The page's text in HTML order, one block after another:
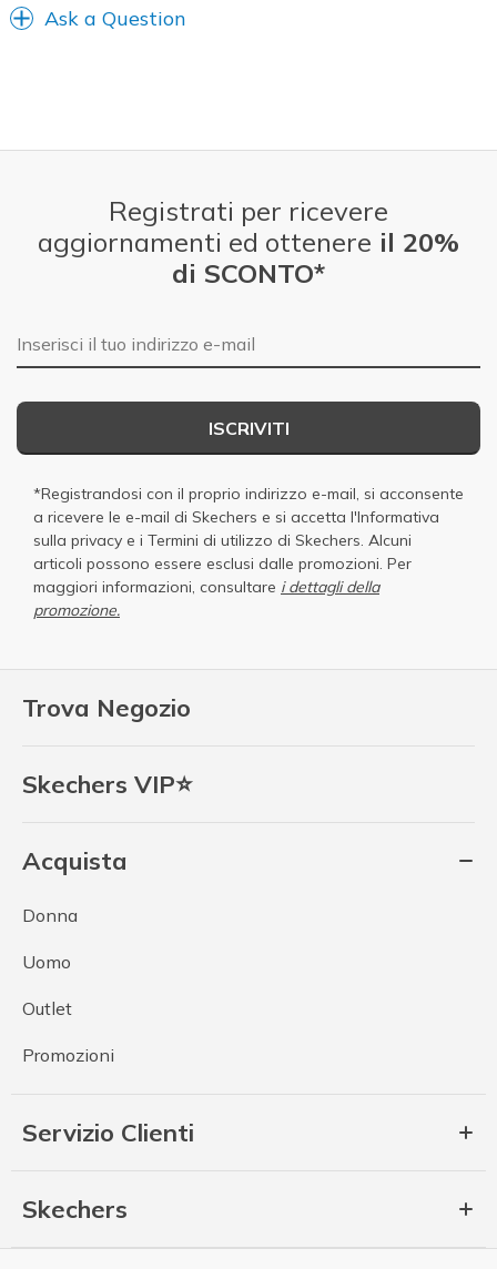
Width
Feels true to width
Ask a Question
Trova Negozio
Skechers VIP⭐
Acquista
Donna
Uomo
Outlet
Promozioni
Servizio Clienti
Skechers
Registrati per ricevere
aggiornamenti ed ottenere il 20%
di SCONTO*
E-mail
ISCRIVITI
*Registrandosi con il proprio indirizzo e-mail, si acconsente
a ricevere le e-mail di Skechers e si accetta l'Informativa
sulla privacy e i Termini di utilizzo di Skechers. Alcuni
articoli possono essere esclusi dalle promozioni. Per
maggiori informazioni, consultare i dettagli della
promozione.